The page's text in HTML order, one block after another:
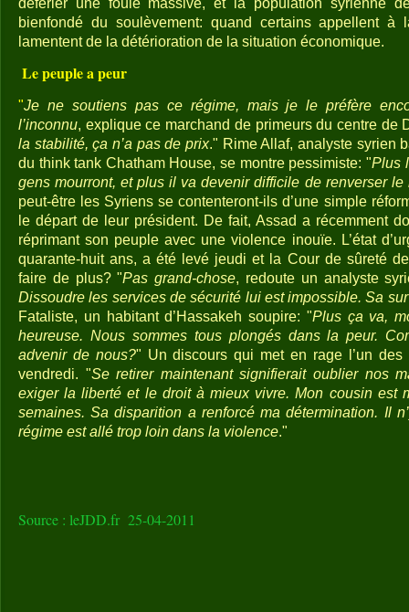
bienfondé du soulèvement: quand certains appellent à
lamentent de la détérioration de la situation économique.
Le peuple a peur
"Je ne soutiens pas ce régime, mais je le préfère
l’inconnu, explique ce marchand de primeurs du centre de
la stabilité, ça n’a pas de prix." Rime Allaf, analyste syrien
du think tank Chatham House, se montre pessimiste: "Plus
gens mourront, et plus il va devenir difficile de renverser le
peut-être les Syriens se contenteront-ils d’une simple
le départ de leur président. De fait, Assad a récemment
réprimant son peuple avec une violence inouïe. L’état
quarante-huit ans, a été levé jeudi et la Cour de sûreté
faire de plus? "Pas grand-chose, redoute un analyste
Dissoudre les services de sécurité lui est impossible. Sa
Fataliste, un habitant d’Hassakeh soupire: "Plus ça va,
heureuse. Nous sommes tous plongés dans la peur.
advenir de nous?" Un discours qui met en rage l’un des
vendredi. "Se retirer maintenant signifierait oublier nos
exiger la liberté et le droit à mieux vivre. Mon cousin est
semaines. Sa disparition a renforcé ma détermination. Il
régime est allé trop loin dans la violence."
Source : leJDD.fr 25-04-2011